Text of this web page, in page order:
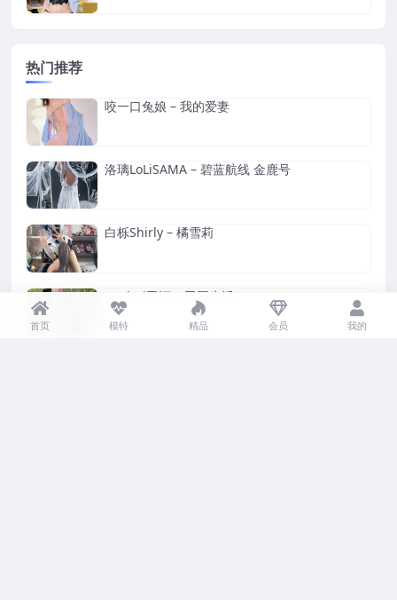
热门推荐
咬一口兔娘 – 我的爱妻
洛璃LoLiSAMA – 碧蓝航线 金鹿号
白栎Shirly – 橘雪莉
yuuhui玉汇 – 田园生活
首页 模特 精品 会员 我的